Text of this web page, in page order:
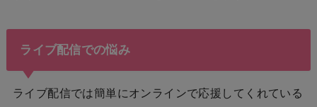
ライブ配信での悩み
ライブ配信では簡単にオンラインで応援してくれている